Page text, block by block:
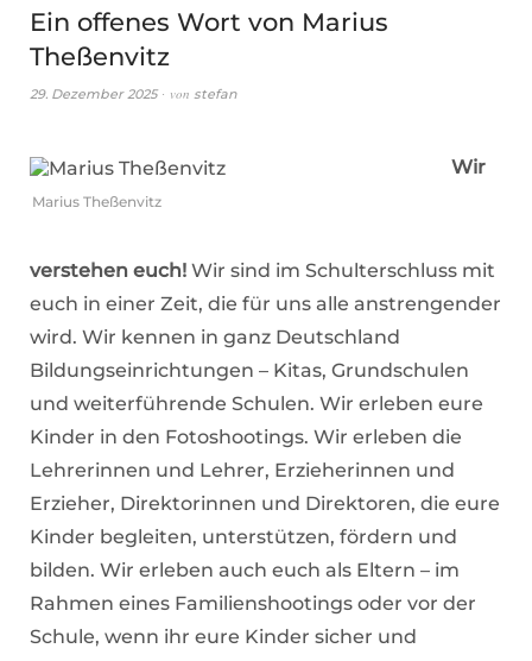
Ein offenes Wort von Marius
Theßenvitz
29. Dezember 2025 von stefan
Marius Theßenvitz
Wir
verstehen euch! Wir sind im Schulterschluss mit
euch in einer Zeit, die für uns alle anstrengender
wird. Wir kennen in ganz Deutschland
Bildungseinrichtungen – Kitas, Grundschulen
und weiterführende Schulen. Wir erleben eure
Kinder in den Fotoshootings. Wir erleben die
Lehrerinnen und Lehrer, Erzieherinnen und
Erzieher, Direktorinnen und Direktoren, die eure
Kinder begleiten, unterstützen, fördern und
bilden. Wir erleben auch euch als Eltern – im
Rahmen eines Familienshootings oder vor der
Schule, wenn ihr eure Kinder sicher und